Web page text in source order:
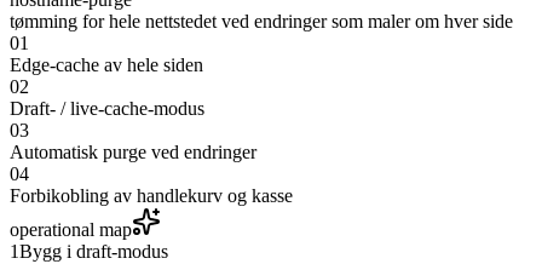
tømming for hele nettstedet ved endringer som maler om hver side
01
Edge-cache av hele siden
02
Draft- / live-cache-modus
03
Automatisk purge ved endringer
04
Forbikobling av handlekurv og kasse
operational map
1Bygg i draft-modus